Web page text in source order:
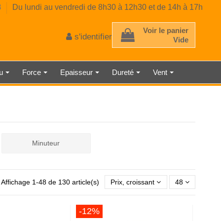
Du lundi au vendredi de 8h30 à 12h30 et de 14h à 17h
Voir le panier
Vide
s'identifier
Force Epaisseur Dureté Vent
Minuteur
Affichage 1-48 de 130 article(s) Prix, croissant 48
-12%